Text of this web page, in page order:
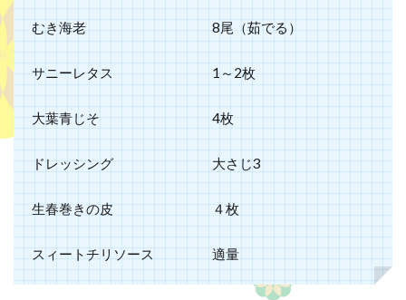
むき海老 8尾（茹でる）
サニーレタス 1～2枚
大葉青じそ 4枚
ドレッシング 大さじ3
生春巻きの皮 ４枚
スィートチリソース 適量